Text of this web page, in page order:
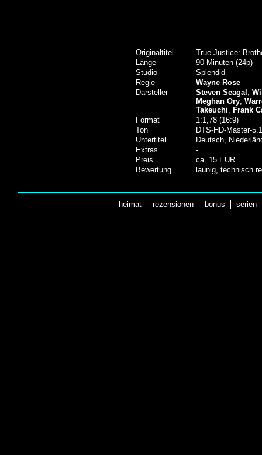
Originaltitel
True Justice:
Länge
90 Minuten (24p)
Studio
Splendid
Regie
Wayne Rose
Darsteller
Steven Seagal ,
Meghan Ory ,
Takeuchi ,Frank
Format
1:1,78 (16:9)
Ton
DTS-HD-Master-
Untertitel
Deutsch,
Extras
-
Preis
ca. 15 EUR
Bewertung
launig, technisch
heimat rezensionen bonus serien